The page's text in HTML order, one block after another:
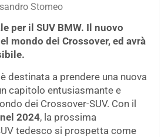
Stomeo
per il SUV BMW. Il nuovo
mondo dei Crossover, ed avrà
destinata a prendere una nuova
capitolo entusiasmante e
dei Crossover-SUV. Con il
2024, la prossima
tedesco si prospetta come